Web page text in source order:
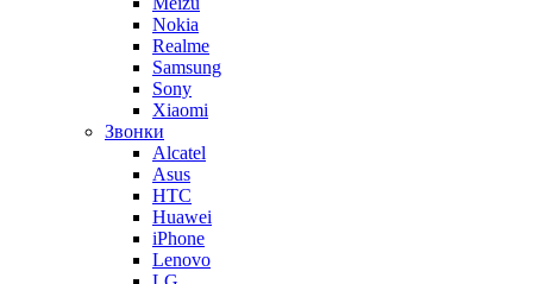
Nokia
Realme
Samsung
Sony
Xiaomi
Звонки
Alcatel
Asus
HTC
Huawei
iPhone
Lenovo